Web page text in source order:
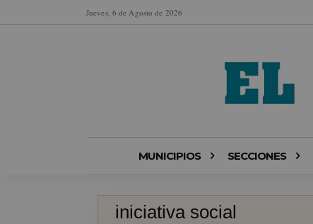
Jueves, 6 de Agosto de 2026
MUNICIPIOS SECCIONES
iniciativa social